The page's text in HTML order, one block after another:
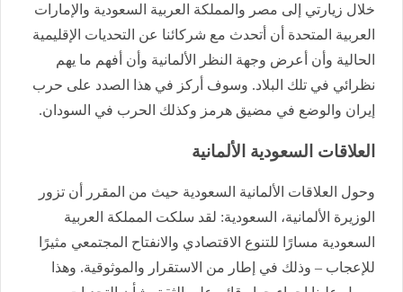
خلال زيارتي إلى مصر والمملكة العربية السعودية والإمارات
العربية المتحدة أن أتحدث مع شركائنا عن التحديات الإقليمية
الحالية وأن أعرض وجهة النظر الألمانية وأن أفهم ما يهم
نظرائي في تلك البلاد. وسوف أركز في هذا الصدد على حرب
إيران والوضع في مضيق هرمز وكذلك الحرب في السودان.
العلاقات السعودية الألمانية
وحول العلاقات الألمانية السعودية حيث من المقرر أن تزور
الوزيرة الألمانية، السعودية: لقد سلكت المملكة العربية
السعودية مسارًا للتنوع الاقتصادي والانفتاح المجتمعي مثيرًا
للإعجاب – وذلك في إطار من الاستقرار والموثوقية. وهذا